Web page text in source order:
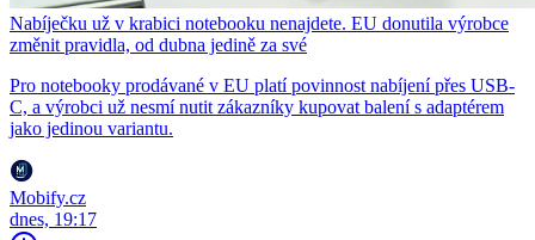
Nabíječku už v krabici notebooku nenajdete. EU donutila výrobce
změnit pravidla, od dubna jedině za své
Pro notebooky prodávané v EU platí povinnost nabíjení přes USB-
C, a výrobci už nesmí nutit zákazníky kupovat balení s adaptérem
jako jedinou variantu.
Mobify.cz
dnes, 19:17